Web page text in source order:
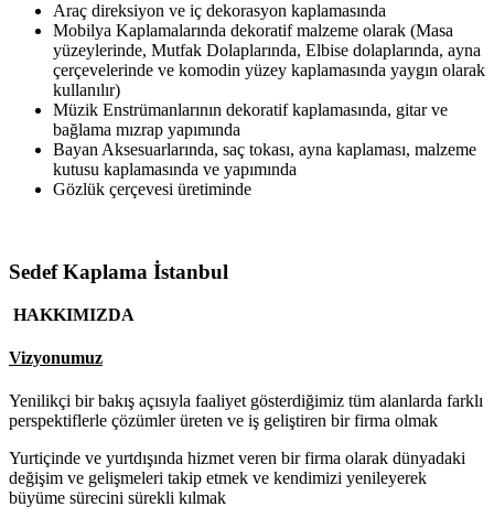
Araç direksiyon ve iç dekorasyon kaplamasında
Mobilya Kaplamalarında dekoratif malzeme olarak (Masa
yüzeylerinde, Mutfak Dolaplarında, Elbise dolaplarında, ayna
çerçevelerinde ve komodin yüzey kaplamasında yaygın olarak
kullanılır)
Müzik Enstrümanlarının dekoratif kaplamasında, gitar ve
bağlama mızrap yapımında
Bayan Aksesuarlarında, saç tokası, ayna kaplaması, malzeme
kutusu kaplamasında ve yapımında
Gözlük çerçevesi üretiminde
Sedef Kaplama İstanbul
HAKKIMIZDA
Vizyonumuz
Yenilikçi bir bakış açısıyla faaliyet gösterdiğimiz tüm alanlarda farklı
perspektiflerle çözümler üreten ve iş geliştiren bir firma olmak
Yurtiçinde ve yurtdışında hizmet veren bir firma olarak dünyadaki
değişim ve gelişmeleri takip etmek ve kendimizi yenileyerek
büyüme sürecini sürekli kılmak